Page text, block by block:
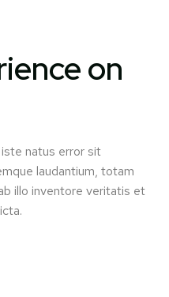
on
natus error sit
laudantium, totam
illo inventore veritatis et